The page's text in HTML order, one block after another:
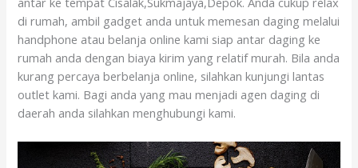
di rumah, ambil gadget anda untuk memesan daging melalui
handphone atau belanja online kami siap antar daging ke
rumah anda dengan biaya kirim yang relatif murah. Bila anda
kurang percaya berbelanja online, silahkan kunjungi lantas
outlet kami. Bagi anda yang mau menjadi agen daging di
daerah anda silahkan menghubungi kami.